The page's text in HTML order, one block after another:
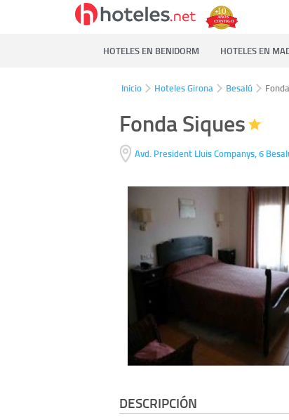
HOTELES EN BENIDORM HOTELES EN
Inicio Hoteles Girona Besalú
Fonda Siques
Avd. President Lluis Companys, 6
DESCRIPCIÓN